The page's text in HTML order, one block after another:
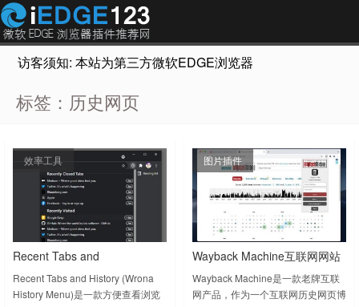
访客须知: 本站为第三方微软EDGE浏览器插件推荐网站，
标签：历史网页
效率工具
Recent Tabs and
History(Wrona History Menu)
查看最近关闭的标签页和浏览
Recent Tabs and History (Wrona
History Menu)是一款方便查看浏览
图片插件
Wayback Machine互联网网站
快照历史博物馆
Wayback Machine是一款老牌互联
网产品，作为一个互联网历史网页博